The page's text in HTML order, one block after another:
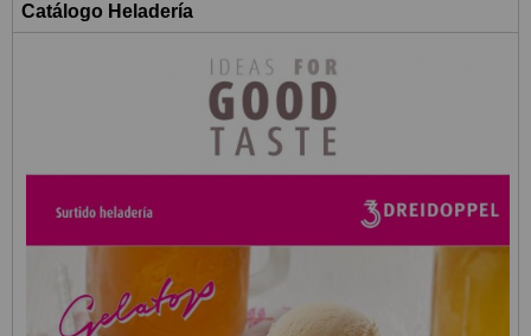
Catálogo Heladería